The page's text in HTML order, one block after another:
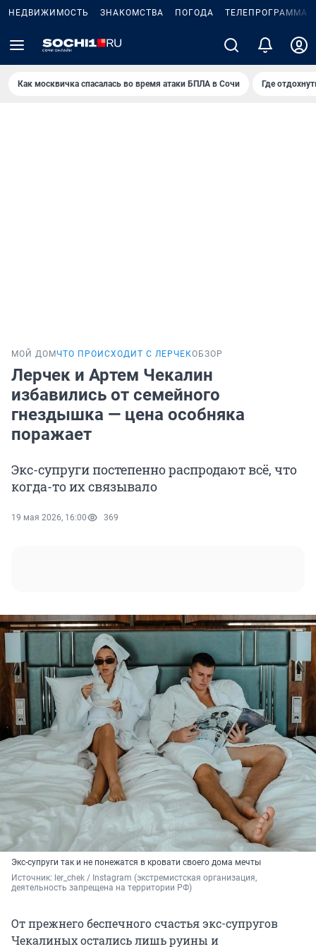
НЕДВИЖИМОСТЬ ЗНАКОМСТВА ПОГОДА ТЕЛЕПРОГРАММА
Как москвичка спасалась во время атаки БПЛА в Сочи Где
МОЙ ДОМЧТО ПРОИСХОДИТ С ЛЕРЧЕКОБЗОР
Лерчек и Артем Чекалин
избавились от семейного
гнездышка — цена особняка
поражает
Экс-супруги постепенно распродают всё, что
когда-то их связывало
19 мая 2026, 16:00 369
Экс-супруги так и не понежатся в кровати своего дома мечты
Источник: ler_chek / Instagram (экстремистская организация,
деятельность запрещена на территории РФ)
От прежнего беспечного счастья экс-супругов
Чекалиных остались лишь руины и